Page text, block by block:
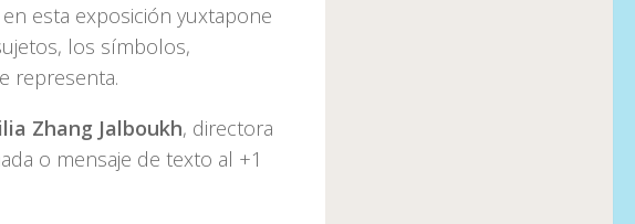
esta exposición yuxtapone
los símbolos,
representa.
Zhang Jalboukh, directora
o mensaje de texto al +1